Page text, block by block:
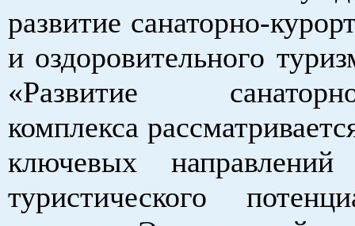
развитие санаторно-
и оздоровительного
«Развитие санаторно-
комплекса
ключевых направлений
туристического